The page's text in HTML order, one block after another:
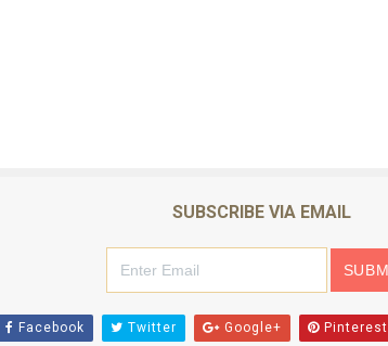
SUBSCRIBE VIA EMAIL
Facebook Twitter Google+ Pinterest